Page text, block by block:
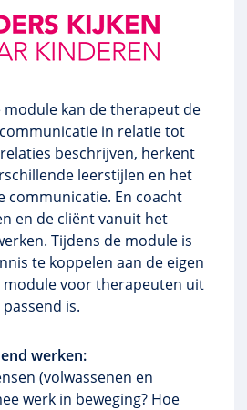
module kan de therapeut de
in relatie tot
beschrijven, herkent
leerstijlen en het
communicatie. En coacht
en de cliënt vanuit het
Tijdens de module is
te koppelen aan de eigen
module voor therapeuten uit
is.
werken:
(volwassenen en
werk in beweging? Hoe